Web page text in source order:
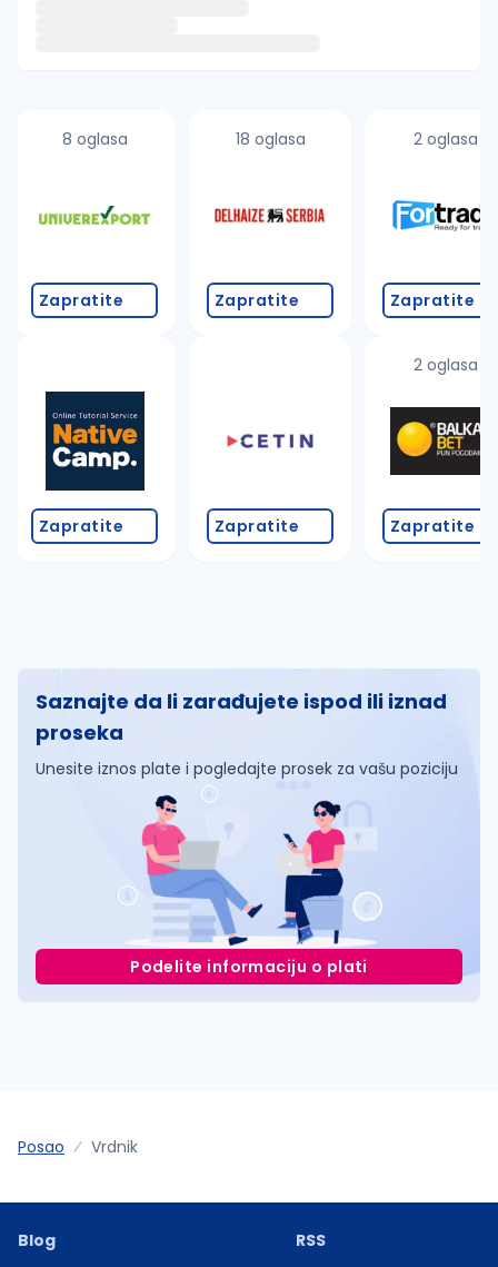
proverite pravopisne greške (koristite č, ć, š, đ,
promenite odabrane filtere pretrage
8 oglasa
Zapratite
Zapratite
18 oglasa
Zapratite
Zapratite
2 oglasa
Zapratite
2 oglasa
Zapratite
Saznajte da li zarađujete ispod ili iznad
proseka
Unesite iznos plate i pogledajte prosek za vašu poziciju
Podelite informaciju o plati
Posao Vrdnik
Blog
RSS